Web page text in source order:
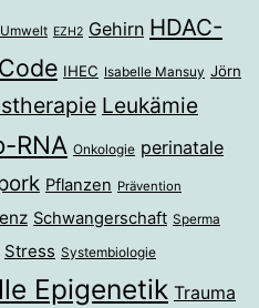
EZH2 Gehirn HDAC-
IHEC Isabelle Mansuy Jörn
Leukämie
RNA Onkologie perinatale
Pflanzen Prävention
Schwangerschaft Sperma
Stress Systembiologie
Epigenetik Trauma